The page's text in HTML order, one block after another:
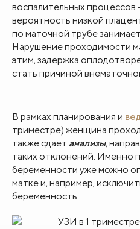
воспалительных
вероятность низкой
по маточной трубе
Нарушение проходимости
этим, задержка
стать причиной
В рамках планирования и
триместре) женщина
также сдает анализы,
таких отклонений. Именно
беременности уже можно
матке и, например,
беременность.